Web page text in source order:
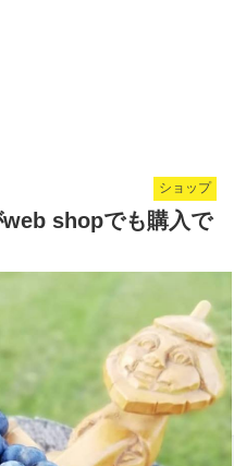
ショップ
web shopでも購入で